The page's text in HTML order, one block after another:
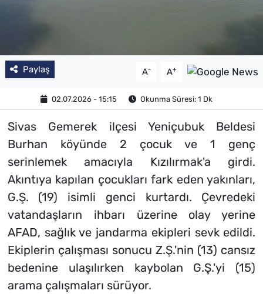
Paylaş A- A+
02.07.2026 - 15:15 Okunma Süresi: 1 Dk
Sivas Gemerek ilçesi Yeniçubuk Beldesi
Burhan köyünde 2 çocuk ve 1 genç
serinlemek amacıyla Kızılırmak'a girdi.
Akıntıya kapılan çocukları fark eden yakınları,
G.Ş. (19) isimli genci kurtardı. Çevredeki
vatandaşların ihbarı üzerine olay yerine
AFAD, sağlık ve jandarma ekipleri sevk edildi.
Ekiplerin çalışması sonucu Z.Ş.'nin (13) cansız
bedenine ulaşılırken kaybolan G.Ş.'yi (15)
arama çalışmaları sürüyor.